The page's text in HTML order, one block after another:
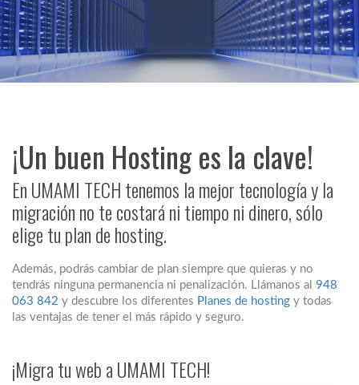
¡Un buen Hosting es la clave!
En UMAMI TECH tenemos la mejor tecnología y la
migración no te costará ni tiempo ni dinero, sólo
elige tu plan de hosting.
Además, podrás cambiar de plan siempre que quieras y no
tendrás ninguna permanencia ni penalización. Llámanos al 948
063 842 y descubre los diferentes Planes de hosting y todas
las ventajas de tener el más rápido y seguro.
¡Migra tu web a UMAMI TECH!